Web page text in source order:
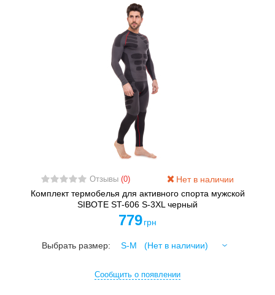
Отзывы (0)
Нет в наличии
Комплект термобелья для активного спорта мужской
SIBOTE ST-606 S-3XL черный
779 грн
Выбрать размер:
Сообщить о появлении